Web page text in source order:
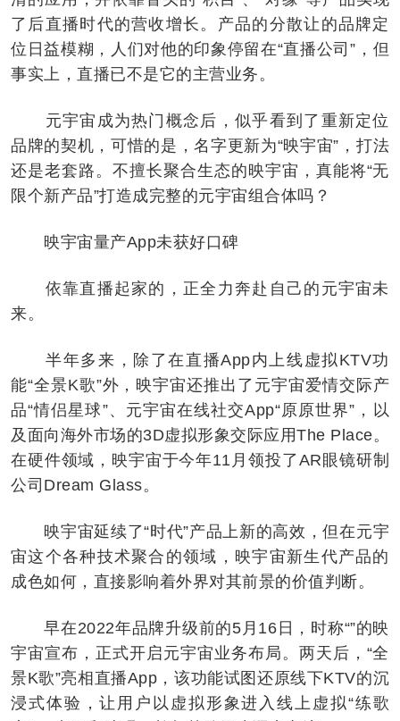
了后直播时代的营收增长。产品的分散让的品牌定
位日益模糊，人们对他的印象停留在“直播公司”，但
事实上，直播已不是它的主营业务。
元宇宙成为热门概念后，似乎看到了重新定位
品牌的契机，可惜的是，名字更新为“映宇宙”，打法
还是老套路。不擅长聚合生态的映宇宙，真能将“无
限个新产品”打造成完整的元宇宙组合体吗？
映宇宙量产App未获好口碑
依靠直播起家的，正全力奔赴自己的元宇宙未
来。
半年多来，除了在直播App内上线虚拟KTV功
能“全景K歌”外，映宇宙还推出了元宇宙爱情交际产
品“情侣星球”、元宇宙在线社交App“原原世界”，以
及面向海外市场的3D虚拟形象交际应用The Place。
在硬件领域，映宇宙于今年11月领投了AR眼镜研制
公司Dream Glass。
映宇宙延续了“时代”产品上新的高效，但在元宇
宙这个各种技术聚合的领域，映宇宙新生代产品的
成色如何，直接影响着外界对其前景的价值判断。
早在2022年品牌升级前的5月16日，时称“”的映
宇宙宣布，正式开启元宇宙业务布局。两天后，“全
景K歌”亮相直播App，该功能试图还原线下KTV的沉
浸式体验，让用户以虚拟形象进入线上虚拟“练歌